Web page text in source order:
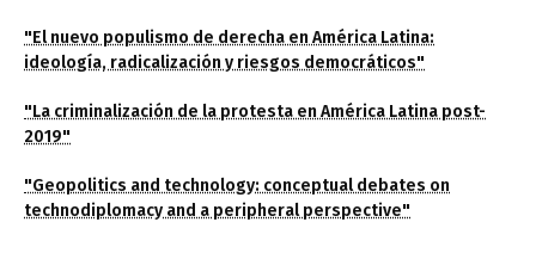
"El nuevo populismo de derecha en América Latina:
ideología, radicalización y riesgos democráticos"
"La criminalización de la protesta en América Latina post-
2019"
"Geopolitics and technology: conceptual debates on
technodiplomacy and a peripheral perspective"